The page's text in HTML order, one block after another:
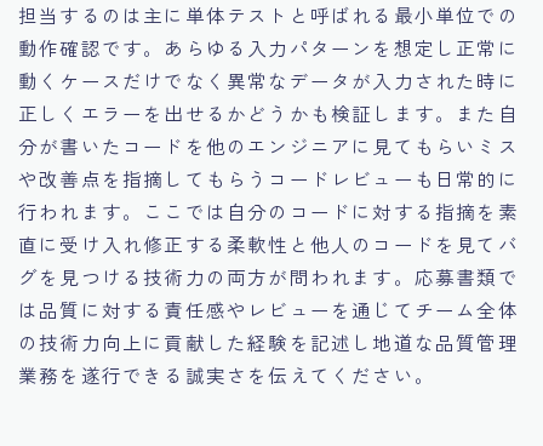
担当するのは主に単体テストと呼ばれる最小単位での
動作確認です。あらゆる入力パターンを想定し正常に
動くケースだけでなく異常なデータが入力された時に
正しくエラーを出せるかどうかも検証します。また自
分が書いたコードを他のエンジニアに見てもらいミス
や改善点を指摘してもらうコードレビューも日常的に
行われます。ここでは自分のコードに対する指摘を素
直に受け入れ修正する柔軟性と他人のコードを見てバ
グを見つける技術力の両方が問われます。応募書類で
は品質に対する責任感やレビューを通じてチーム全体
の技術力向上に貢献した経験を記述し地道な品質管理
業務を遂行できる誠実さを伝えてください。